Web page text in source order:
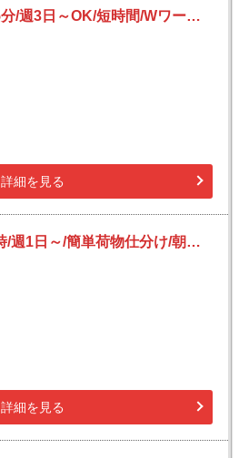
【日勤】7時～12時45分/週3日～OK/短時間/Wワークにも/未経験OK/宅配便の仕分け★
詳細を見る
【早朝】5時15分～9時/週1日～/簡単荷物仕分け/朝活・短時間/日払い可(規定有)/副業歓迎
詳細を見る